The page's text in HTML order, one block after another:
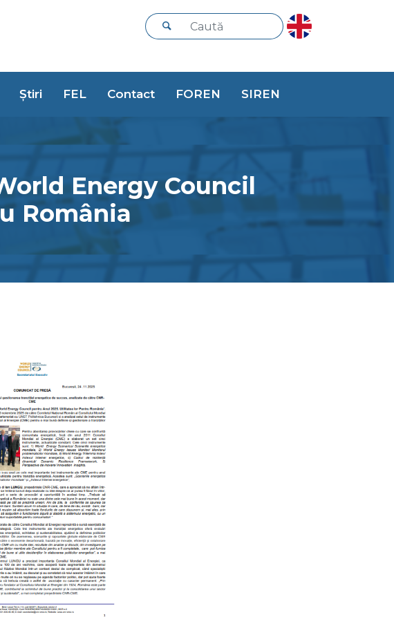
Știri FEL Contact FOREN SIREN
Energy Council
România